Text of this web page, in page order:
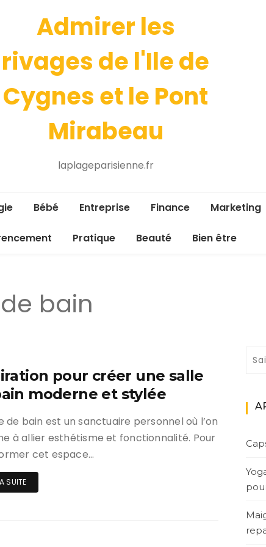
Admirer les
rivages de l'Ile de
Cygnes et le Pont
Mirabeau
laplageparisienne.fr
Bébé Entreprise Finance Marketing
Pratique Beauté Bien être
bain
pour créer une salle
moderne et stylée
de bain est un sanctuaire personnel où l’on
à allier esthétisme et fonctionnalité. Pour
cet espace…
SUITE